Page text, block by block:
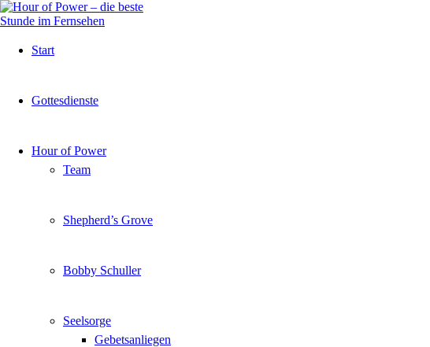
Start
Gottesdienste
Hour of Power
Team
Shepherd’s Grove
Bobby Schuller
Seelsorge
Gebetsanliegen